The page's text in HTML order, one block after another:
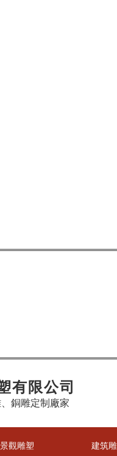
有限公司
銅雕定制廠家
景觀雕塑 建筑